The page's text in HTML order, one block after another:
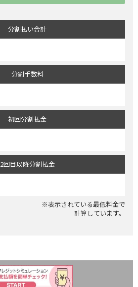
分割払い合計
分割手数料
初回分割払金
2回目以降分割払金
※表示されている最低料金で
計算しています。